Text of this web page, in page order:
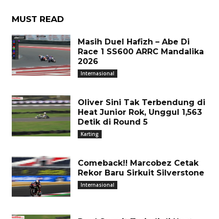
MUST READ
Masih Duel Hafizh – Abe Di
Race 1 SS600 ARRC Mandalika
2026
Internasional
Oliver Sini Tak Terbendung di
Heat Junior Rok, Unggul 1,563
Detik di Round 5
Karting
Comeback!! Marcobez Cetak
Rekor Baru Sirkuit Silverstone
Internasional